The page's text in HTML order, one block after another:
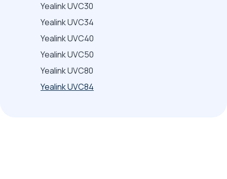
Yealink UVC30
Yealink UVC34
Yealink UVC40
Yealink UVC50
Yealink UVC80
Yealink UVC84